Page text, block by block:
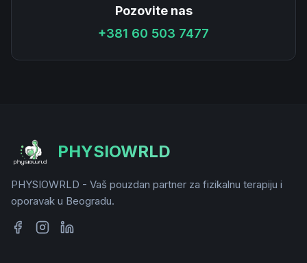
Pozovite nas
+381 60 503 7477
PHYSIOWRLD
PHYSIOWRLD - Vaš pouzdan partner za fizikalnu terapiju i
oporavak u Beogradu.